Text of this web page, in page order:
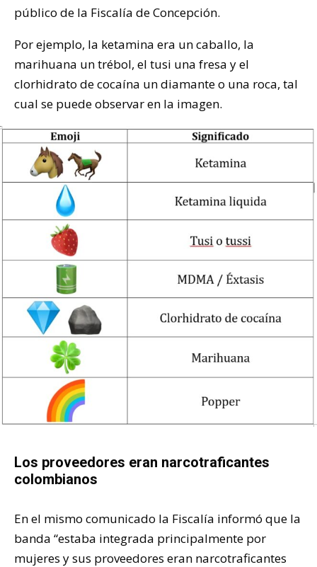
público de la Fiscalía de Concepción.
Por ejemplo, la ketamina era un caballo, la
marihuana un trébol, el tusi una fresa y el
clorhidrato de cocaína un diamante o una roca, tal
cual se puede observar en la imagen.
Los proveedores eran narcotraficantes
colombianos
En el mismo comunicado la Fiscalía informó que la
banda “estaba integrada principalmente por
mujeres y sus proveedores eran narcotraficantes